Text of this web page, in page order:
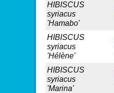
HIBISCUS
syriacus
'Hamabo'
HIBISCUS
syriacus
'Hélène'
HIBISCUS
syriacus
'Marina'